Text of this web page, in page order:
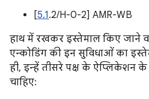
[5.1.2/H-0-2] AMR-WB
हाथ में रखकर इस्तेमाल किए जाने
एन्कोडिंग की इन सुविधाओं का
ही, इन्हें तीसरे पक्ष के ऐप्लिकेशन के
चाहिए: